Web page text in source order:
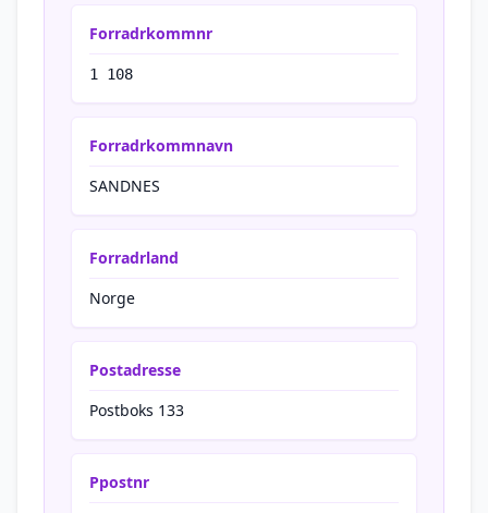
Forradrkommnr
1 108
Forradrkommnavn
SANDNES
Forradrland
Norge
Postadresse
Postboks 133
Ppostnr